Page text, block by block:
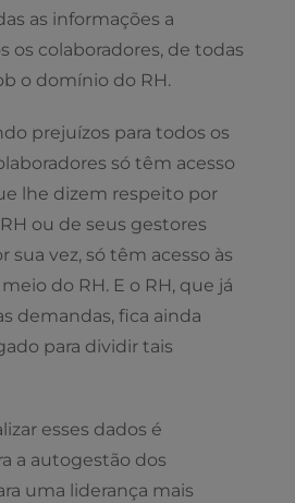
as informações a
os colaboradores, de todas
o domínio do RH.
prejuízos para todos os
só têm acesso
lhe dizem respeito por
ou de seus gestores
sua vez, só têm acesso às
do RH. E o RH, que já
demandas, fica ainda
para dividir tais
esses dados é
a autogestão dos
uma liderança mais